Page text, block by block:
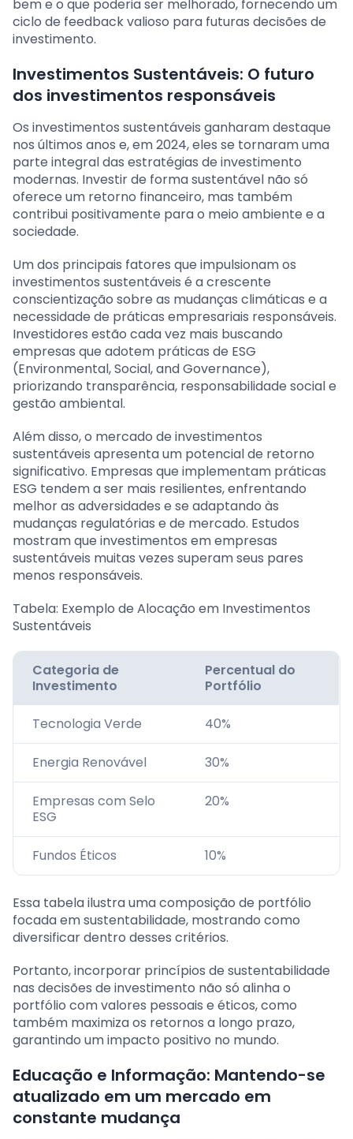
bem e o que poderia ser melhorado, fornecendo um
ciclo de feedback valioso para futuras decisões de
investimento.
Investimentos Sustentáveis: O futuro
dos investimentos responsáveis
Os investimentos sustentáveis ganharam destaque
nos últimos anos e, em 2024, eles se tornaram uma
parte integral das estratégias de investimento
modernas. Investir de forma sustentável não só
oferece um retorno financeiro, mas também
contribui positivamente para o meio ambiente e a
sociedade.
Um dos principais fatores que impulsionam os
investimentos sustentáveis é a crescente
conscientização sobre as mudanças climáticas e a
necessidade de práticas empresariais responsáveis.
Investidores estão cada vez mais buscando
empresas que adotem práticas de ESG
(Environmental, Social, and Governance),
priorizando transparência, responsabilidade social e
gestão ambiental.
Além disso, o mercado de investimentos
sustentáveis apresenta um potencial de retorno
significativo. Empresas que implementam práticas
ESG tendem a ser mais resilientes, enfrentando
melhor as adversidades e se adaptando às
mudanças regulatórias e de mercado. Estudos
mostram que investimentos em empresas
sustentáveis muitas vezes superam seus pares
menos responsáveis.
Tabela: Exemplo de Alocação em Investimentos
Sustentáveis
Categoria de
Investimento
Percentual do
Portfólio
Tecnologia Verde 40%
Energia Renovável 30%
Empresas com Selo
ESG
20%
Fundos Éticos 10%
Essa tabela ilustra uma composição de portfólio
focada em sustentabilidade, mostrando como
diversificar dentro desses critérios.
Portanto, incorporar princípios de sustentabilidade
nas decisões de investimento não só alinha o
portfólio com valores pessoais e éticos, como
também maximiza os retornos a longo prazo,
garantindo um impacto positivo no mundo.
Educação e Informação: Mantendo-se
atualizado em um mercado em
constante mudança